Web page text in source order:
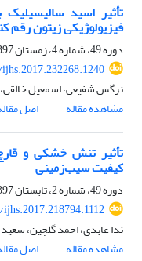
تأثیر اسید
فیزیولوژیکی زیتون رقم
دوره 49، شماره 4، زمستان 1397، صفحه
نرگس شفیعی، اسمعیل خالقی،
مشاهده مقاله
اصل
تأثیر تنش خشکی و
کیفیت سیب‌زمینی
دوره 49، شماره 2، تابستان 1397، صفحه
ندا عابدی، احمد گلچین،
مشاهده مقاله
اصل